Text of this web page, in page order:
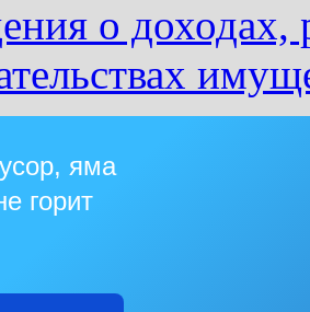
о доходах,
яма
горит